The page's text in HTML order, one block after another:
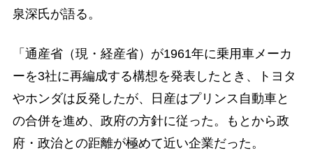
泉深氏が語る。
「通産省（現・経産省）が1961年に乗用車メーカ
ーを3社に再編成する構想を発表したとき、トヨタ
やホンダは反発したが、日産はプリンス自動車と
の合併を進め、政府の方針に従った。もとから政
府・政治との距離が極めて近い企業だった。